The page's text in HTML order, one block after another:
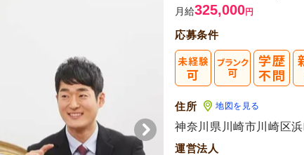
月給325,000円
応募条件
住所 地図を見る
神奈川県川崎市川崎区
運営法人